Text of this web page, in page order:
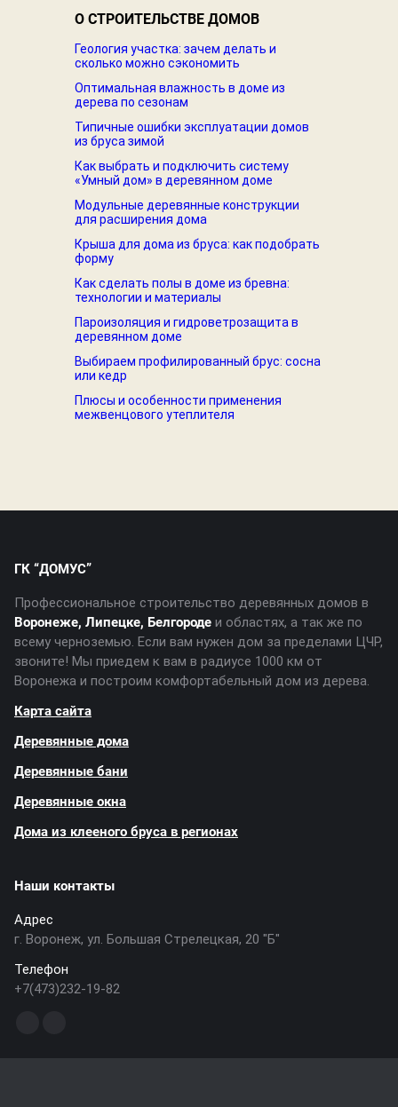
О СТРОИТЕЛЬСТВЕ ДОМОВ
Геология участка: зачем делать и
сколько можно сэкономить
Оптимальная влажность в доме из
дерева по сезонам
Типичные ошибки эксплуатации домов
из бруса зимой
Как выбрать и подключить систему
«Умный дом» в деревянном доме
Модульные деревянные конструкции
для расширения дома
Крыша для дома из бруса: как подобрать
форму
Как сделать полы в доме из бревна:
технологии и материалы
Пароизоляция и гидроветрозащита в
деревянном доме
Выбираем профилированный брус: сосна
или кедр
Плюсы и особенности применения
межвенцового утеплителя
ГК “ДОМУС”
Профессиональное строительство деревянных домов в
Воронеже, Липецке, Белгороде и областях, а так же по
всему черноземью. Если вам нужен дом за пределами ЦЧР,
звоните! Мы приедем к вам в радиусе 1000 км от
Воронежа и построим комфортабельный дом из дерева.
Карта сайта
Деревянные дома
Деревянные бани
Деревянные окна
Дома из клееного бруса в регионах
Наши контакты
Адрес
г. Воронеж, ул. Большая Стрелецкая, 20 "Б"
Телефон
+7(473)232-19-82